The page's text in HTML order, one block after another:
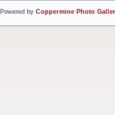
Powered by Coppermine Photo